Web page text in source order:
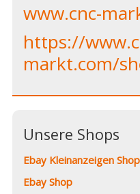
www.cnc-
https://
markt.com/
Unsere Shops
Ebay Kleinanzeigen Shop
Ebay Shop